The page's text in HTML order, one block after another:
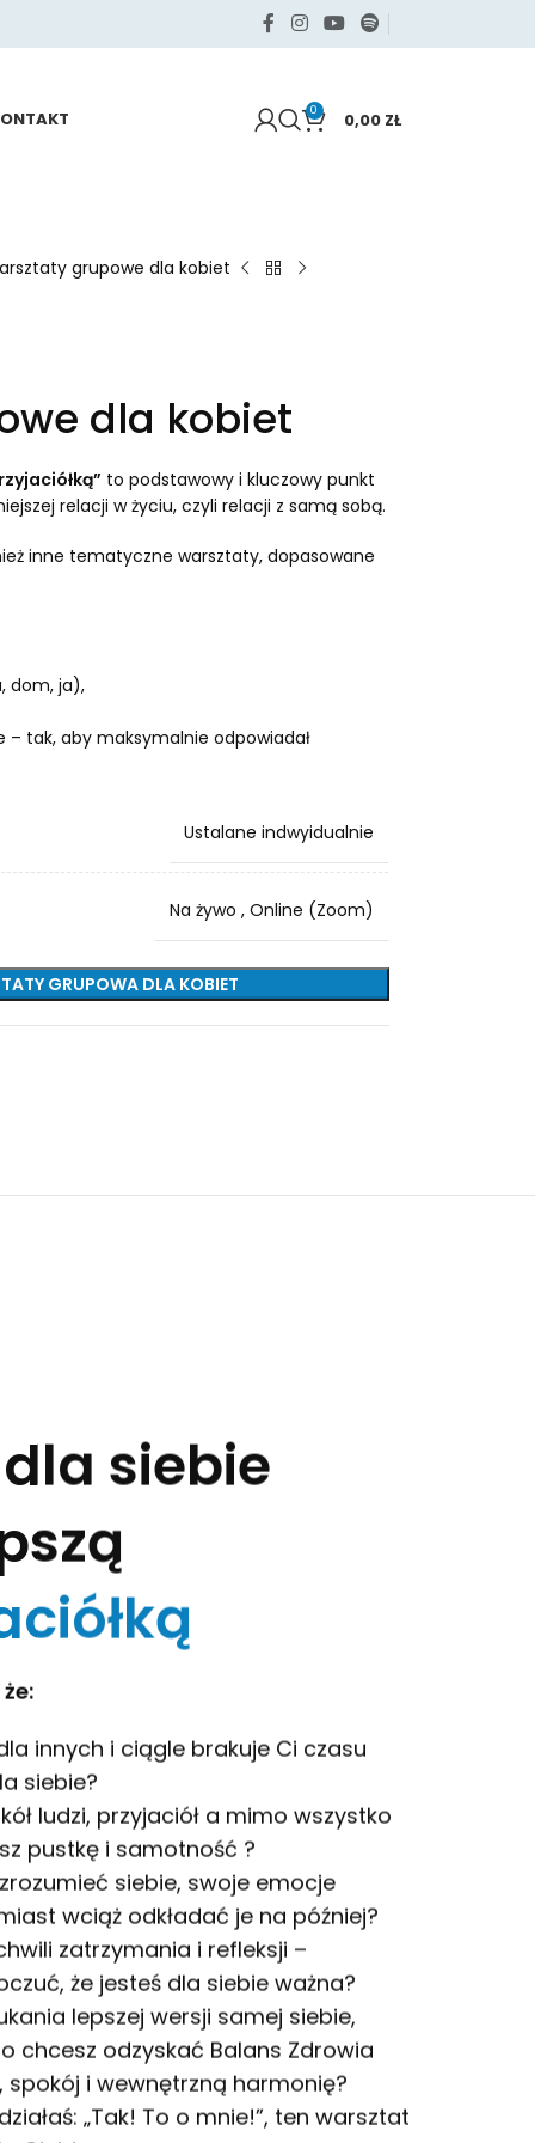
0 0,00 ZŁ
grupowe dla kobiet
dla kobiet
to podstawowy i kluczowy punkt
relacji w życiu, czyli relacji z samą sobą.
inne tematyczne warsztaty, dopasowane
dom, ja),
tak, aby maksymalnie odpowiadał
Ustalane indwyidualnie
Na żywo , Online (Zoom)
GRUPOWA DLA KOBIET
siebie
innych i ciągle brakuje Ci czasu
siebie?
ludzi, przyjaciół a mimo wszystko
pustkę i samotność ?
siebie, swoje emocje
wciąż odkładać je na później?
zatrzymania i refleksji –
że jesteś dla siebie ważna?
lepszej wersji samej siebie,
chcesz odzyskać Balans Zdrowia
spokój i wewnętrzną harmonię?
„Tak! To o mnie!”, ten warsztat